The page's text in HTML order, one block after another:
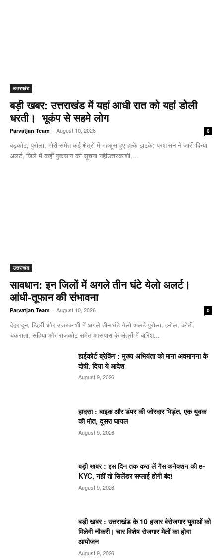
उत्तराखंड
बड़ी खबर: उत्तराखंड में यहां आधी रात को यहां डोली
धरती। भूकंप से सहमे लोग
Parvatjan Team - August 10, 2026 0
बड़कोट, पुरोला, मोरी समेत कई क्षेत्रों में महसूस हुए हल्के झटके; प्रशासन ने जारी किया
अलर्ट, जिले में कहीं नुकसान की सूचना नहींउत्तरकाशी,...
उत्तराखंड
सावधान: इन जिलों में अगले तीन घंटे येलो अलर्ट।
आंधी-तूफान की संभावना
Parvatjan Team - August 10, 2026 0
देहरादून, टिहरी और उत्तरकाशी में अगले तीन घंटे येलो अलर्ट पुरोला, हनोल, कोटी,
चकराता, सहिया और राजकोट समेत आसपास के क्षेत्रों में बारिश...
हाईकोर्ट ब्रेकिंग : मुख्य अभियंता को माना अवमानना के
दोषी, दिया ये आदेश
August 9, 2026
हादसा : बाइक और डंपर की जोरदार भिड़ंत, एक युवक
की मौत, दूसरा घायल
August 9, 2026
बड़ी खबर : इस दिन तक करा लें गैस कनेक्शन की e-
KYC, नहीं तो सिलेंडर सप्लाई होगी बंद!
August 9, 2026
बड़ी खबर : उत्तराखंड के 10 हजार बेरोजगार युवाओं को
मिलेगी नौकरी। चार विशेष रोजगार मेलों का होगा
आयोजन
August 9, 2026